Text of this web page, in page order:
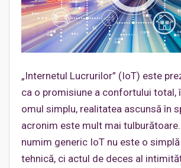
„Internetul Lucrurilor” (IoT) este
ca o promisiune a confortului total,
omul simplu, realitatea ascunsă în
acronim este mult mai
numim generic IoT nu este o
tehnică, ci actul de deces al